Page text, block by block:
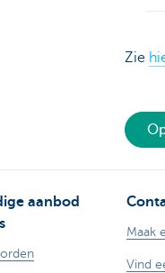
Zie
aanbod
Maak
Vind